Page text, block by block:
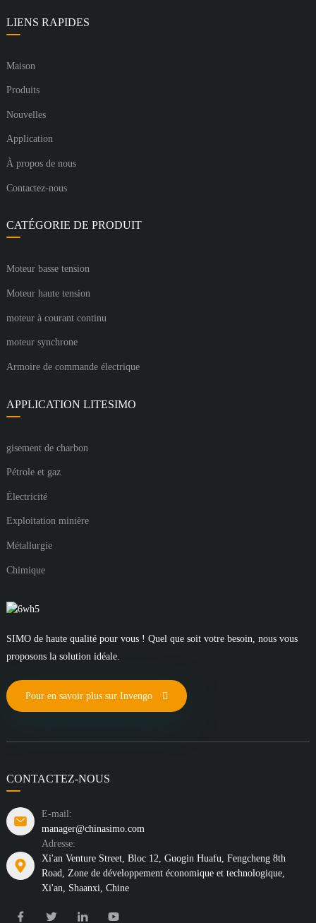
LIENS RAPIDES
Maison
Produits
Nouvelles
Application
À propos de nous
Contactez-nous
CATÉGORIE DE PRODUIT
Moteur basse tension
Moteur haute tension
moteur à courant continu
moteur synchrone
Armoire de commande électrique
APPLICATION LITESIMO
gisement de charbon
Pétrole et gaz
Électricité
Exploitation minière
Métallurgie
Chimique
SIMO de haute qualité pour vous ! Quel que soit votre besoin, nous vous
proposons la solution idéale.
Pour en savoir plus sur Invengo
CONTACTEZ-NOUS
E-mail:
manager@chinasimo.com
Adresse:
Xi'an Venture Street, Bloc 12, Guogin Huafu, Fengcheng 8th
Road, Zone de développement économique et technologique,
Xi'an, Shaanxi, Chine